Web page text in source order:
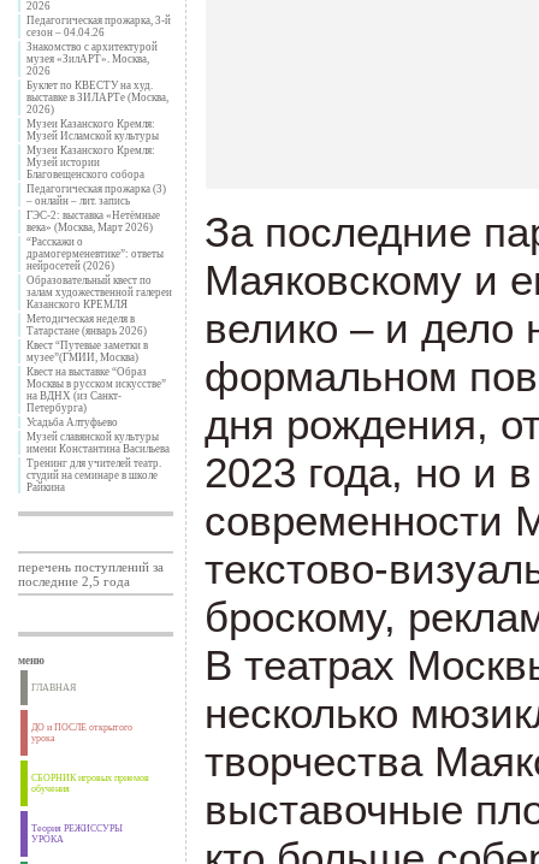
2026
Педагогическая прожарка, 3-й
сезон – 04.04.26
Знакомство с архитектурой
музея «ЗилАРТ». Москва,
2026
Буклет по КВЕСТУ на худ.
выставке в ЗИЛАРТе (Москва,
2026)
Музеи Казанского Кремля:
Музей Исламской культуры
Музеи Казанского Кремля:
Музей истории
Благовещенского собора
Педагогическая прожарка (3)
– онлайн – лит. запись
ГЭС-2: выставка «Нетёмные
века» (Москва, Март 2026)
“Расскажи о
драмогерменевтике”: ответы
нейросетей (2026)
Образовательный квест по
залам художественной галереи
Казанского КРЕМЛЯ
Методическая неделя в
Татарстане (январь 2026)
Квест “Путевые заметки в
музее”(ГМИИ, Москва)
Квест на выставке “Образ
Москвы в русском искусстве”
на ВДНХ (из Санкт-
Петербурга)
Усадьба Алтуфьево
Музей славянской культуры
имени Константина Васильева
Тренинг для учителей театр.
студий на семинаре в школе
Райкина
перечень поступлений за
последние 2,5 года
меню
ГЛАВНАЯ
ДО и ПОСЛЕ открытого
урока
СБОРНИК игровых приемов
обучения
Теория РЕЖИССУРЫ
УРОКА
За последние
Маяковскому и
велико – и дело
формальном
дня рождения,
2023 года, но и
современности
текстово-
броскому,
В театрах
несколько
творчества
выставочные